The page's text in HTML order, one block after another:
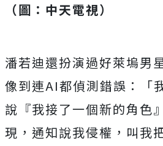
（圖：中天電視）
潘若迪還扮演過好萊塢男
像到連AI都偵測錯誤：「
說『我接了一個新的角色
現，通知說我侵權， 叫我